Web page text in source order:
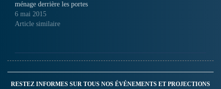
ménage derrière les portes
closes de leurs employeurs
libanais. Certaines y ont vu
d'autres, comme Vimala,
n'ont trouvé que haine et
violence.
6 mai 2015
Article similaire
RESTEZ INFORMES SUR TOUS NOS ÉVÉNEMENTS ET PROJECTIONS